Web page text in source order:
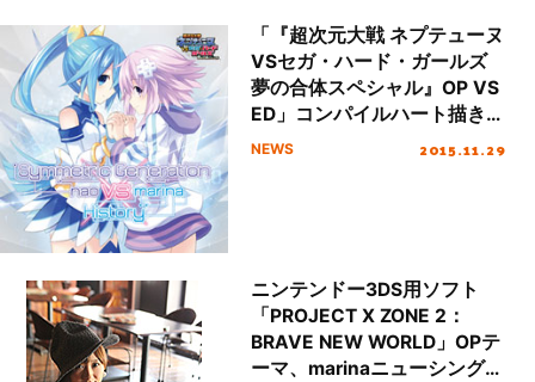
「『超次元大戦 ネプテューヌ
VSセガ・ハード・ガールズ
夢の合体スペシャル』OP VS
ED」コンパイルハート描き下
ろしジャケット公開！
NEWS 2015.11.29
ニンテンドー3DS用ソフト
「PROJECT X ZONE 2：
BRAVE NEW WORLD」OPテ
ーマ、marinaニューシングル